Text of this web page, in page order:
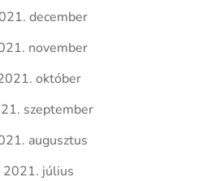
december
november
október
szeptember
augusztus
2021. július